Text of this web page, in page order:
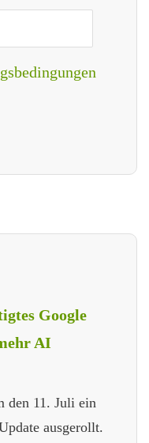
Google
AI
den 11. Juli ein
ausgerollt.